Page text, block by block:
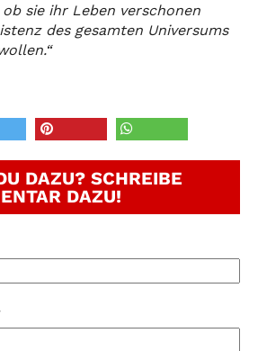
sie ihr Leben verschonen
des gesamten Universums
DAZU? SCHREIBE
DAZU!